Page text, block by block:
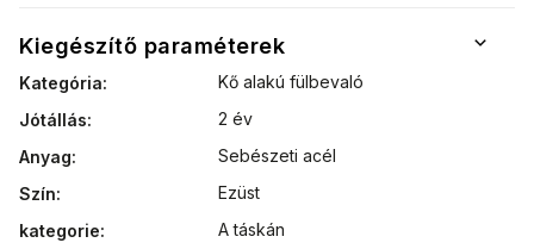
Kiegészítő paraméterek
Kategória:
Kő alakú fülbevaló
Jótállás:
2 év
Anyag:
Sebészeti acél
Szín:
Ezüst
kategorie:
A táskán